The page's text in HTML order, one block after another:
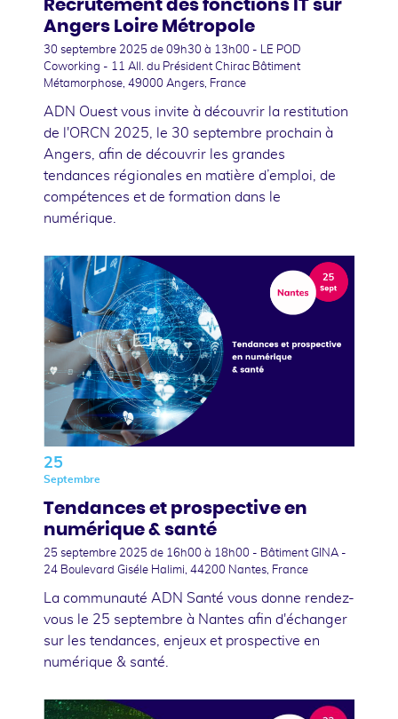
Recrutement des fonctions IT sur
Angers Loire Métropole
30 septembre 2025 de 09h30 à 13h00 - LE POD
Coworking - 11 All. du Président Chirac Bâtiment
Métamorphose, 49000 Angers, France
ADN Ouest vous invite à découvrir la restitution
de l'ORCN 2025, le 30 septembre prochain à
Angers, afin de découvrir les grandes
tendances régionales en matière d’emploi, de
compétences et de formation dans le
numérique.
25
Septembre
Tendances et prospective en
numérique & santé
25 septembre 2025 de 16h00 à 18h00 - Bâtiment GINA -
24 Boulevard Giséle Halimi, 44200 Nantes, France
La communauté ADN Santé vous donne rendez-
vous le 25 septembre à Nantes afin d'échanger
sur les tendances, enjeux et prospective en
numérique & santé.